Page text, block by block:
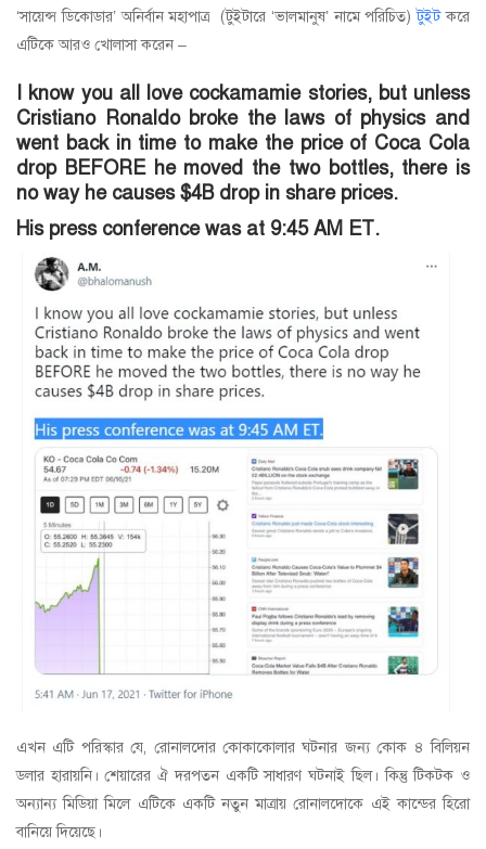
‘সায়েন্স ডিকোডার’ অনির্বান মহাপাত্র (টুইটারে ‘ভালমানুষ’ নামে পরিচিত)টুইটকরে
এটিকে আরও খোলাসা করেন –
I know you all love cockamamie stories, but unless
Cristiano Ronaldo broke the laws of physics and
went back in time to make the price of Coca Cola
drop BEFORE he moved the two bottles, there is
no way he causes $4B drop in share prices.
His press conference was at 9:45 AM ET.
এখন এটি পরিস্কার যে, রোনালদোর কোকাকোলার ঘটনার জন্য কোক ৪ বিলিয়ন
ডলার হারায়নি। শেয়ারের ঐ দরপতন একটি সাধারণ ঘটনাই ছিল। কিন্তু টিকটক ও
অন্যান্য মিডিয়া মিলে এটিকে একটি নতুন মাত্রায় রোনালদোকে এই কান্ডের হিরো
বানিয়ে দিয়েছে।